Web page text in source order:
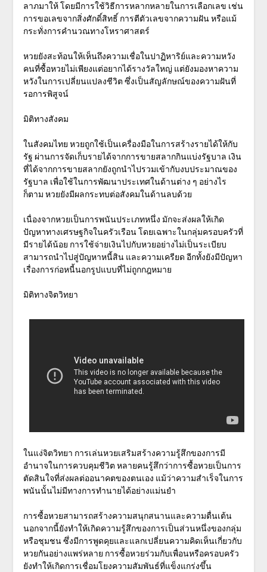
ลาภมาให้ โดยมีการใช้วิธีการหลากหลายในการเลือกเลข เช่น
การขอเลขจากสิ่งศักดิ์สิทธิ์ การตีตัวเลขจากความฝัน หรือแม้
กระทั่งการคำนวณทางโหราศาสตร์
หวยยังสะท้อนให้เห็นถึงความเชื่อในปาฏิหาริย์และความหวัง
คนที่ซื้อหวยไม่เพียงแต่อยากได้รางวัลใหญ่ แต่ยังมองหาความ
หวังในการเปลี่ยนแปลงชีวิต ซึ่งเป็นสัญลักษณ์ของความฝันที่
รอการพิสูจน์
มิติทางสังคม
ในสังคมไทย หวยถูกใช้เป็นเครื่องมือในการสร้างรายได้ให้กับ
รัฐ ผ่านการจัดเก็บรายได้จากการขายสลากกินแบ่งรัฐบาล เงิน
ที่ได้จากการขายสลากยังถูกนำไปรวมเข้ากับงบประมาณของ
รัฐบาล เพื่อใช้ในการพัฒนาประเทศในด้านต่าง ๆ อย่างไร
ก็ตาม หวยยังมีผลกระทบต่อสังคมในด้านลบด้วย
เนื่องจากหวยเป็นการพนันประเภทหนึ่ง มักจะส่งผลให้เกิด
ปัญหาทางเศรษฐกิจในครัวเรือน โดยเฉพาะในกลุ่มครอบครัวที่
มีรายได้น้อย การใช้จ่ายเงินไปกับหวยอย่างไม่เป็นระเบียบ
สามารถนำไปสู่ปัญหาหนี้สิน และความเครียด อีกทั้งยังมีปัญหา
เรื่องการก่อหนี้นอกรูปแบบที่ไม่ถูกกฎหมาย
มิติทางจิตวิทยา
ในแง่จิตวิทยา การเล่นหวยเสริมสร้างความรู้สึกของการมี
อำนาจในการควบคุมชีวิต หลายคนรู้สึกว่าการซื้อหวยเป็นการ
ตัดสินใจที่ส่งผลต่ออนาคตของตนเอง แม้ว่าความสำเร็จในการ
พนันนั้นไม่มีทางการทำนายได้อย่างแม่นยำ
การซื้อหวยสามารถสร้างความสนุกสนานและความตื่นเต้น
นอกจากนี้ยังทำให้เกิดความรู้สึกของการเป็นส่วนหนึ่งของกลุ่ม
หรือชุมชน ซึ่งมีการพูดคุยและแลกเปลี่ยนความคิดเห็นเกี่ยวกับ
หวยกันอย่างแพร่หลาย การซื้อหวยร่วมกับเพื่อนหรือครอบครัว
ยังทำให้เกิดการเชื่อมโยงความสัมพันธ์ที่แข็งแกร่งขึ้น